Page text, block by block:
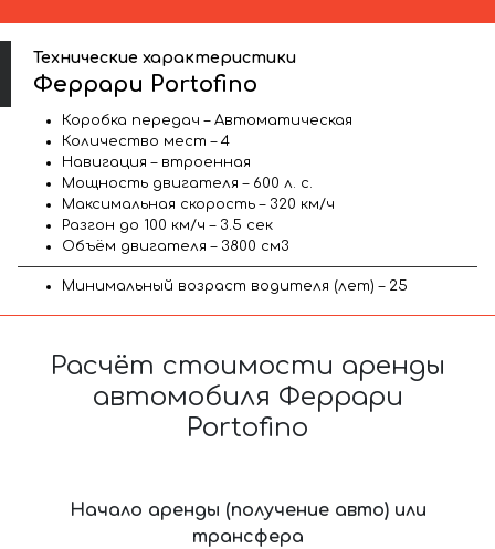
Технические характеристики
Феррари Portofino
Коробка передач – Автоматическая
Количество мест – 4
Навигация – втроенная
Мощность двигателя – 600 л. с.
Максимальная скорость – 320 км/ч
Разгон до 100 км/ч – 3.5 сек
Объём двигателя – 3800 см3
Минимальный возраст водителя (лет) – 25
Расчёт стоимости аренды
автомобиля Феррари
Portofino
Начало аренды (получение авто) или
трансфера